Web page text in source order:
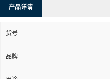
产品详请
货号
品牌